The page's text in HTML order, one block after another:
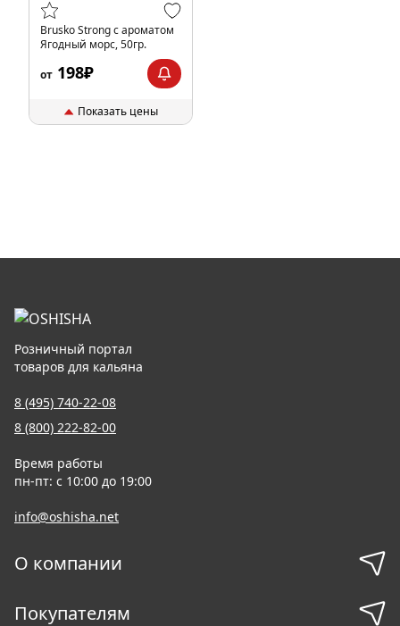
Brusko Strong с ароматом
Ягодный морс, 50гр.
от 198₽
Показать цены
Розничный портал
товаров для кальяна
8 (495) 740-22-08
8 (800) 222-82-00
Время работы
пн-пт: с 10:00 до 19:00
info@oshisha.net
О компании
Покупателям